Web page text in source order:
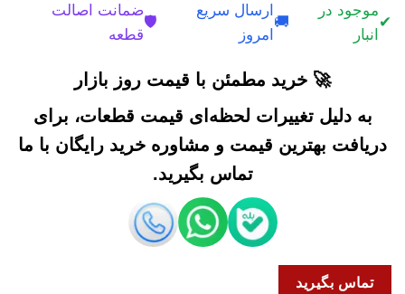
✔
موجود در
انبار
🚚
ارسال سریع
امروز
🛡️
ضمانت اصالت
قطعه
🚀 خرید مطمئن با قیمت روز بازار
به دلیل تغییرات لحظه‌ای قیمت قطعات، برای
دریافت بهترین قیمت و مشاوره خرید رایگان با ما
تماس بگیرید.
تماس بگیرید